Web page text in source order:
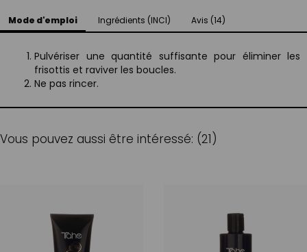
Mode d'emploi Ingrédients (INCI) Avis (14)
Pulvériser une quantité suffisante pour éliminer les
frisottis et raviver les boucles.
Ne pas rincer.
Vous pouvez aussi être intéressé: (21)